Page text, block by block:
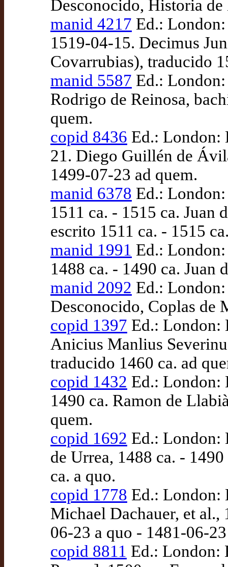
Desconocido, Historia
manid 4217 Ed.:
1519-04-15. Decimus
Covarrubias), traducido
manid 5587 Ed.:
Rodrigo de Reinosa,
quem.
copid 8436 Ed.: London:
21. Diego Guillén de
1499-07-23 ad quem.
manid 6378 Ed.:
1511 ca. - 1515 ca. Juan
escrito 1511 ca. - 1515
manid 1991 Ed.:
1488 ca. - 1490 ca.
manid 2092 Ed.:
Desconocido, Coplas de
copid 1397 Ed.: London:
Anicius Manlius
traducido 1460 ca. ad
copid 1432 Ed.: London:
1490 ca. Ramon de
quem.
copid 1692 Ed.: London:
de Urrea, 1488 ca. -
ca. a quo.
copid 1778 Ed.: London:
Michael Dachauer, et al.,
06-23 a quo - 1481-06-
copid 8811 Ed.: London: